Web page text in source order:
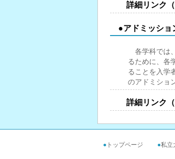
詳細リンク
●アドミッショ
各学科では
るために、各
ることを入学
のアドミショ
詳細リンク
● トップページ ●私立